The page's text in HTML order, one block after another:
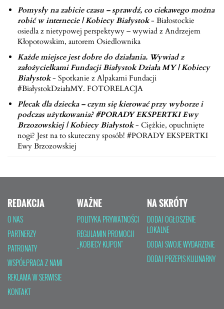
Pomysły na zabicie czasu – sprawdź, co ciekawego można
robić w internecie | Kobiecy Białystok- Białostockie
osiedla z nietypowej perspektywy – wywiad z Andrzejem
Kłopotowskim, autorem Osiedlownika
Każde miejsce jest dobre do działania. Wywiad z
założycielkami Fundacji Białystok Działa MY | Kobiecy
Białystok- Spotkanie z Alpakami Fundacji
#BiałystokDziałaMY. FOTORELACJA
Plecak dla dziecka – czym się kierować przy wyborze i
podczas użytkowania? #PORADY EKSPERTKI Ewy
Brzozowskiej | Kobiecy Białystok- Ciężkie, opuchnięte
nogi? Jest na to skuteczny sposób! #PORADY EKSPERTKI
Ewy Brzozowskiej
REDAKCJA
O NAS
PARTNERZY
PATRONATY
WSPÓŁPRACA Z NAMI
REKLAMA W SERWISIE
KONTAKT
WAŻNE
POLITYKA PRYWATNOŚCI
REGULAMIN PROMOCJI
„KOBIECY KUPON”
NA SKRÓTY
DODAJ OGŁOSZENIE
LOKALNE
DODAJ SWOJE WYDARZENIE
DODAJ PRZEPIS KULINARNY